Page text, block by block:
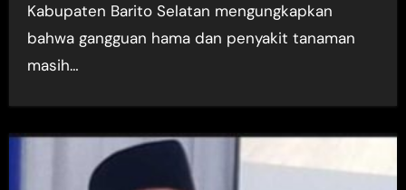
Kabupaten Barito Selatan mengungkapkan
bahwa gangguan hama dan penyakit tanaman
masih…